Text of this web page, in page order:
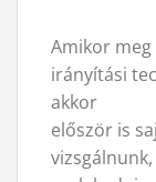
Amikor
irányítási
akkor
először is